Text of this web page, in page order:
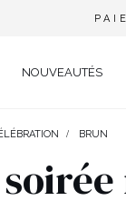
NOUVEAUTÉS
DE MARIAGE
BRUN